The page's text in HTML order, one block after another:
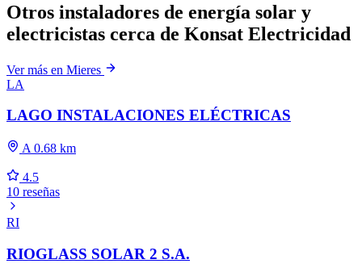
Otros instaladores de energía solar y
electricistas cerca de Konsat Electricidad
Ver más en Mieres
LA
LAGO INSTALACIONES ELÉCTRICAS
A 0.68 km
4.5
10 reseñas
RI
RIOGLASS SOLAR 2 S.A.